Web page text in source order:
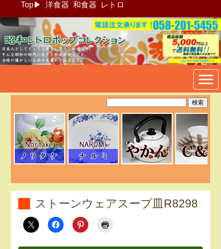
Top▶ 洋食器 和食器 レトロ
昭和レトロポップ食器生活雑
貨通販＠フリマート
ストーンウェアスープ皿R8298